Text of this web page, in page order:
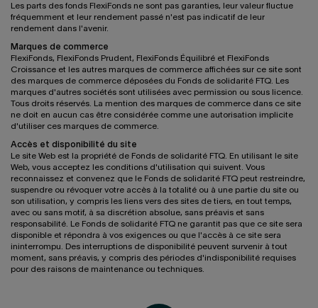
Les parts des fonds FlexiFonds ne sont pas garanties, leur valeur fluctue
fréquemment et leur rendement passé n'est pas indicatif de leur
rendement dans l'avenir.
Marques de commerce
FlexiFonds, FlexiFonds Prudent, FlexiFonds Équilibré et FlexiFonds
Croissance et les autres marques de commerce affichées sur ce site sont
des marques de commerce déposées du Fonds de solidarité FTQ. Les
marques d'autres sociétés sont utilisées avec permission ou sous licence.
Tous droits réservés. La mention des marques de commerce dans ce site
ne doit en aucun cas être considérée comme une autorisation implicite
d'utiliser ces marques de commerce.
Accès et disponibilité du site
Le site Web est la propriété de Fonds de solidarité FTQ. En utilisant le site
Web, vous acceptez les conditions d'utilisation qui suivent. Vous
reconnaissez et convenez que le Fonds de solidarité FTQ peut restreindre,
suspendre ou révoquer votre accès à la totalité ou à une partie du site ou
son utilisation, y compris les liens vers des sites de tiers, en tout temps,
avec ou sans motif, à sa discrétion absolue, sans préavis et sans
responsabilité. Le Fonds de solidarité FTQ ne garantit pas que ce site sera
disponible et répondra à vos exigences ou que l'accès à ce site sera
ininterrompu. Des interruptions de disponibilité peuvent survenir à tout
moment, sans préavis, y compris des périodes d'indisponibilité requises
pour des raisons de maintenance ou techniques.